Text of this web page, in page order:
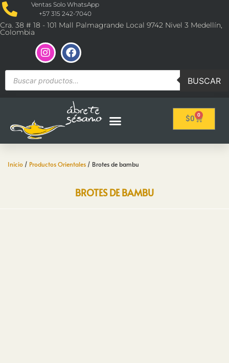
Ventas Solo WhatsApp
+57 315 242-7040
Cra. 38 # 18 - 101 Mall Palmagrande Local 9742 Nivel 3 Medellín,
Colombia
BUSCAR
$0 0
Inicio / Productos Orientales / Brotes de bambu
BROTES DE BAMBU